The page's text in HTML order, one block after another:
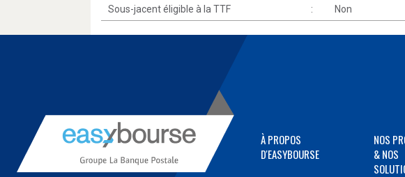
Sous-jacent éligible à la TTF
: Non
À PROPOS
D'EASYBOURSE
NOS
& NOS